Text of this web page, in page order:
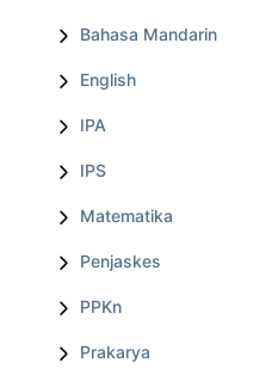
Bahasa Mandarin
English
IPA
IPS
Matematika
Penjaskes
PPKn
Prakarya